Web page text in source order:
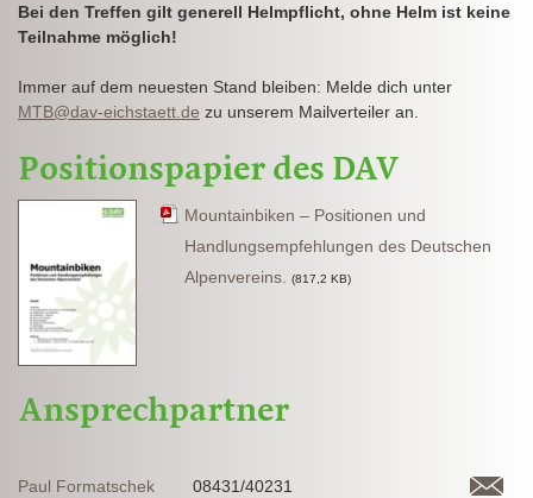
Bei den Treffen gilt generell Helmpflicht, ohne Helm ist keine
Teilnahme möglich!
Immer auf dem neuesten Stand bleiben: Melde dich unter
MTB@dav-eichstaett.de zu unserem Mailverteiler an.
Positionspapier des DAV
Mountainbiken – Positionen und
Handlungsempfehlungen des Deutschen
Alpenvereins.
(817,2 KB)
Ansprechpartner
Paul Formatschek 08431/40231